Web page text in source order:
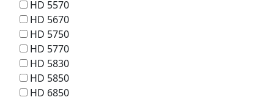
HD 5570
HD 5670
HD 5750
HD 5770
HD 5830
HD 5850
HD 6850